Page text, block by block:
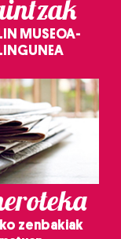
MUSEOA-
zenbakiak